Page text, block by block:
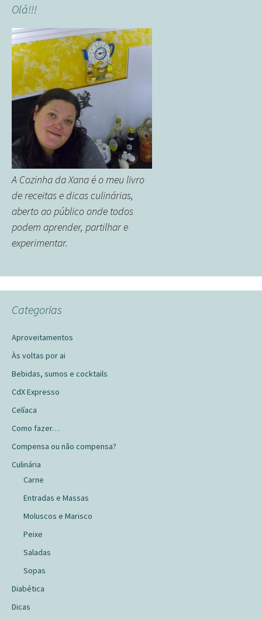
Olá!!!
A Cozinha da Xana é o meu livro
de receitas e dicas culinárias,
aberto ao público onde todos
podem aprender, partilhar e
experimentar.
Categorias
Aproveitamentos
Às voltas por ai
Bebidas, sumos e cocktails
CdX Expresso
Celíaca
Como fazer…
Compensa ou não compensa?
Culinária
Carne
Entradas e Massas
Moluscos e Marisco
Peixe
Saladas
Sopas
Diabética
Dicas